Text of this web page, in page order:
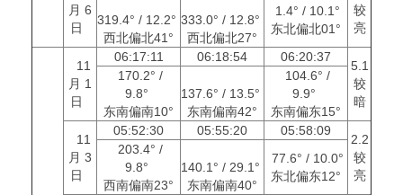
月 6
日
较
亮
319.4° / 12.2°
西北偏北41°
333.0° / 12.8°
西北偏北27°
1.4° / 10.1°
东北偏北01°
11
月 1
日
06:17:11 06:18:54 06:20:37
5.1
较
暗
170.2° /
9.8°
东南偏南10°
137.6° / 13.5°
东南偏南42°
104.6° /
9.9°
东南偏东15°
11
月 3
日
05:52:30 05:55:20 05:58:09
2.2
较
亮
203.4° /
9.8°
西南偏南23°
140.1° / 29.1°
东南偏南40°
77.6° / 10.0°
东北偏东12°